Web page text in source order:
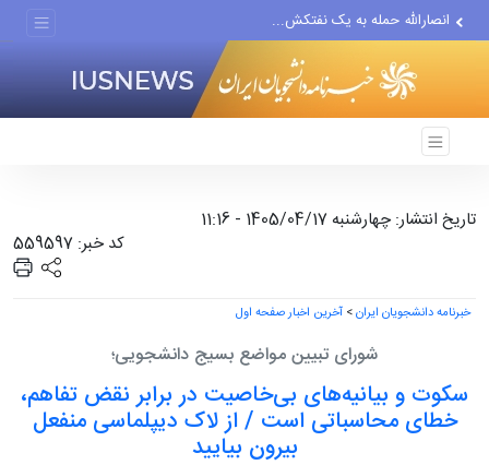
انصارالله حمله به یک نفتکش...
لفاظی جدید نتانیاهو علیه ایران
تاریخ انتشار: چهارشنبه 1405/04/17 - 11:16
کد خبر: 559597
خبرنامه دانشجویان ایران> آخرین اخبار صفحه اول
شورای تبیین مواضع بسیج دانشجویی؛
سکوت و بیانیه‌های بی‌خاصیت در برابر نقض تفاهم،
خطای محاسباتی است / از لاک دیپلماسی منفعل
بیرون بیایید